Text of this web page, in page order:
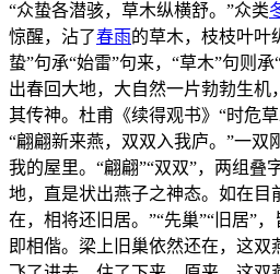
“众蛰各潜骇，草木纵横舒。”众类
惊醒，沾了春雨的草木，枝枝叶叶
蛰”句承“始雷”句来，“草木”句则
出春回大地，大自然一片勃勃生机
其传神。杜甫《续得观书》“时危
“翩翩新来燕，双双入我庐。”一双
我的屋里。“翩翩”“双双”，两组叠
地，直是状出燕子之神态。如在目
在，相将还旧居。”“先巢”“旧居”
即相偕。梁上旧巢依然还在，这双